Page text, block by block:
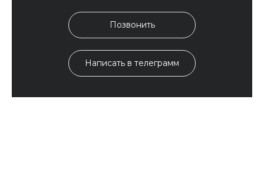
Позвонить
Написать в телеграмм